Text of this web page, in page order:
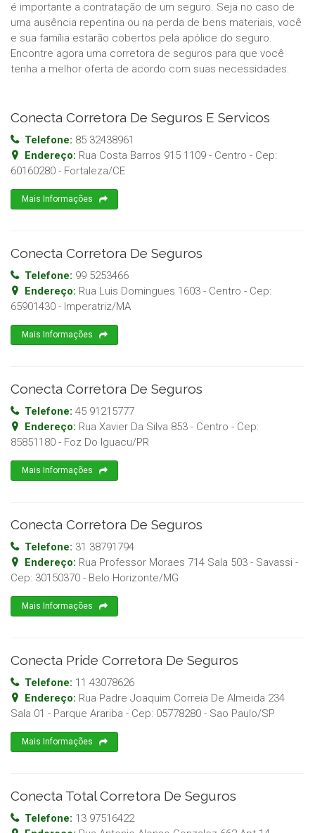
é importante a contratação de um seguro. Seja no caso de
uma ausência repentina ou na perda de bens materiais, você
e sua família estarão cobertos pela apólice do seguro.
Encontre agora uma corretora de seguros para que você
tenha a melhor oferta de acordo com suas necessidades.
Conecta Corretora De Seguros E Servicos
Telefone: 85 32438961
Endereço: Rua Costa Barros 915 1109 - Centro - Cep:
60160280 - Fortaleza/CE
Mais Informações
Conecta Corretora De Seguros
Telefone: 99 5253466
Endereço: Rua Luis Domingues 1603 - Centro - Cep:
65901430 - Imperatriz/MA
Mais Informações
Conecta Corretora De Seguros
Telefone: 45 91215777
Endereço: Rua Xavier Da Silva 853 - Centro - Cep:
85851180 - Foz Do Iguacu/PR
Mais Informações
Conecta Corretora De Seguros
Telefone: 31 38791794
Endereço: Rua Professor Moraes 714 Sala 503 - Savassi -
Cep: 30150370 - Belo Horizonte/MG
Mais Informações
Conecta Pride Corretora De Seguros
Telefone: 11 43078626
Endereço: Rua Padre Joaquim Correia De Almeida 234
Sala 01 - Parque Arariba - Cep: 05778280 - Sao Paulo/SP
Mais Informações
Conecta Total Corretora De Seguros
Telefone: 13 97516422